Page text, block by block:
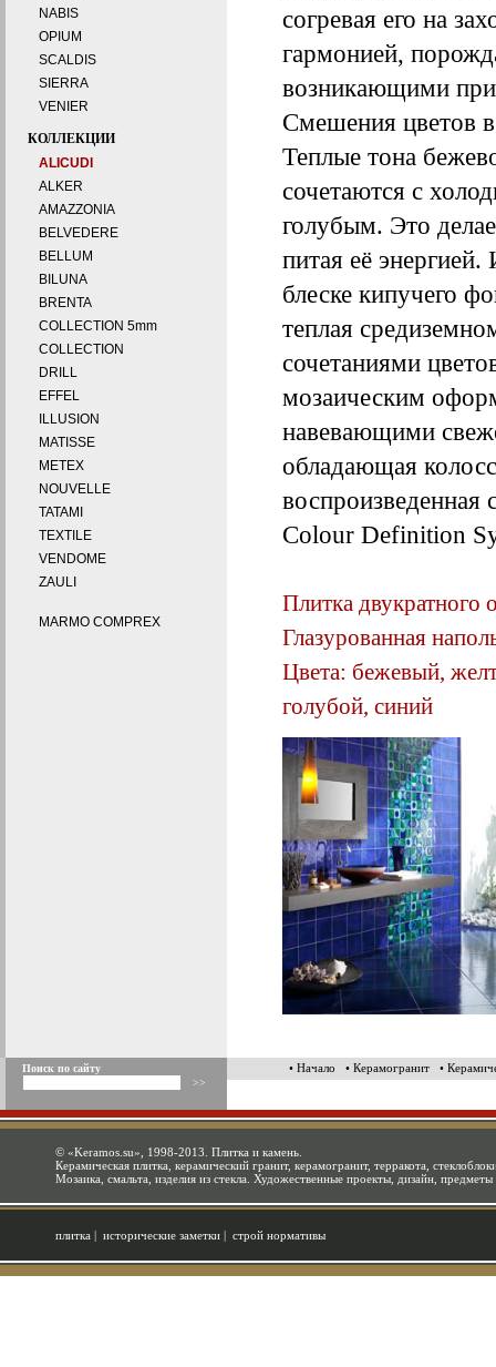
NABIS
OPIUM
SCALDIS
SIERRA
VENIER
КОЛЛЕКЦИИ
ALICUDI
ALKER
AMAZZONIA
BELVEDERE
BELLUM
BILUNA
BRENTA
COLLECTION 5mm
COLLECTION
DRILL
EFFEL
ILLUSION
MATISSE
METEX
NOUVELLE
TATAMI
TEXTILE
VENDOME
ZAULI
MARMO COMPREX
согревая его на
гармонией,
возникающими
Смешения цветов
Теплые тона
сочетаются с
голубым. Это
питая её
блеске кипучего
теплая
сочетаниями
мозаическим
навевающими
обладающая
Colour Definition
Плитка двукратного
Глазурованная
Цвета: бежевый,
голубой, синий
Поиск по сайту • Начало • Керамогранит •
© «Keramos.su» , 1998-2013. Плитка и камень.
Керамическая плитка, керамический гранит, керамогранит, терракота,
Мозаика, смальта, изделия из стекла. Художественные проекты, дизайн, предметы
плитка | исторические заметки | строй нормативы